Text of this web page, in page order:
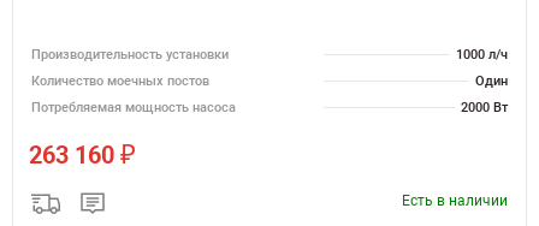
Производительность установки
1000 л/ч
Количество моечных постов
Один
Потребляемая мощность насоса
2000 Вт
263 160 ₽
Есть в наличии